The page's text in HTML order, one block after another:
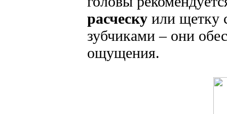
расческу или щетку
зубчиками – они
ощущения.